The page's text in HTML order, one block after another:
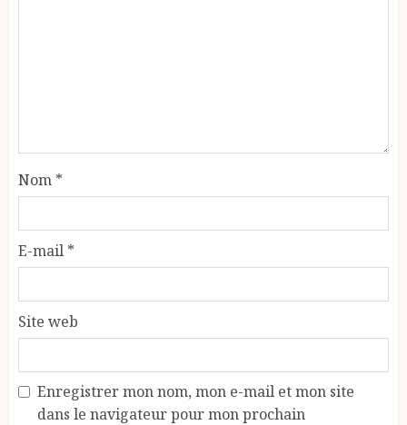
Nom *
E-mail *
Site web
Enregistrer mon nom, mon e-mail et mon site
dans le navigateur pour mon prochain